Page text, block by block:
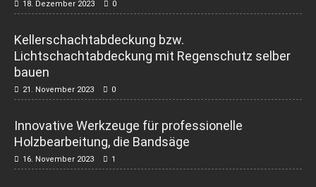
18. Dezember 2023 0
Kellerschachtabdeckung bzw.
Lichtschachtabdeckung mit Regenschutz selber
bauen
21. November 2023 0
Innovative Werkzeuge für professionelle
Holzbearbeitung, die Bandsäge
16. November 2023 1